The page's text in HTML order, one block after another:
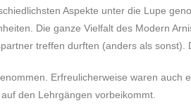
Aspekte unter die Lupe
Die ganze Vielfalt des Modern
treffen durften (anders als sonst).
Erfreulicherweise waren
den Lehrgängen vorbeikommt.